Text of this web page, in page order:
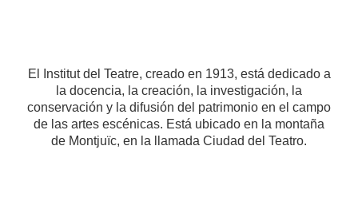
El Institut del Teatre, creado en 1913, está dedicado a
la docencia, la creación, la investigación, la
conservación y la difusión del patrimonio en el campo
de las artes escénicas. Está ubicado en la montaña
de Montjuïc, en la llamada Ciudad del Teatro.